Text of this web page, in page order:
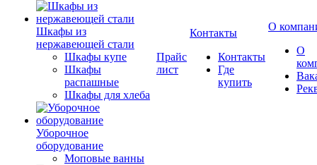
Шкафы из
нержавеющей стали
Шкафы купе
Шкафы
распашные
Шкафы для хлеба
Уборочное
оборудование
Моповые ванны
Прайс
лист
Контакты
Контакты
Где
купить
О
О